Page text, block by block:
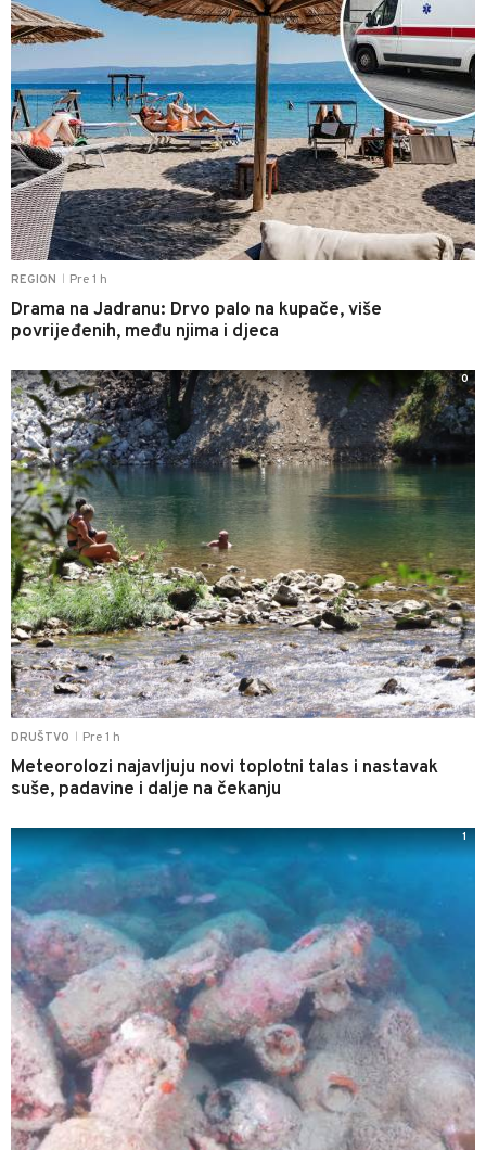
REGION Pre 1 h
Drama na Jadranu: Drvo palo na kupače, više
povrijeđenih, među njima i djeca
DRUŠTVO Pre 1 h
Meteorolozi najavljuju novi toplotni talas i nastavak
suše, padavine i dalje na čekanju
0
1